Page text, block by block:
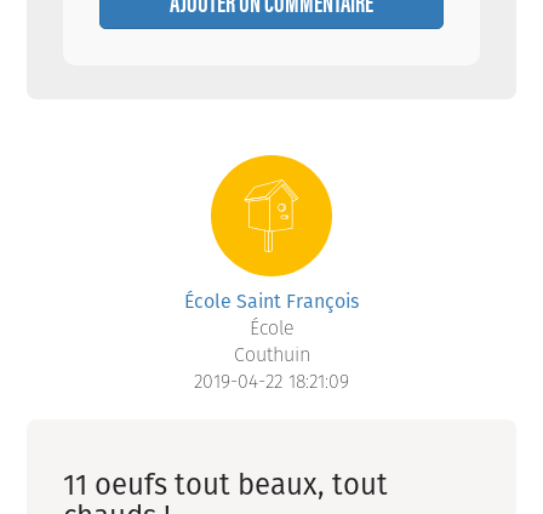
École Saint François
École
Couthuin
2019-04-22 18:21:09
11 oeufs tout beaux, tout